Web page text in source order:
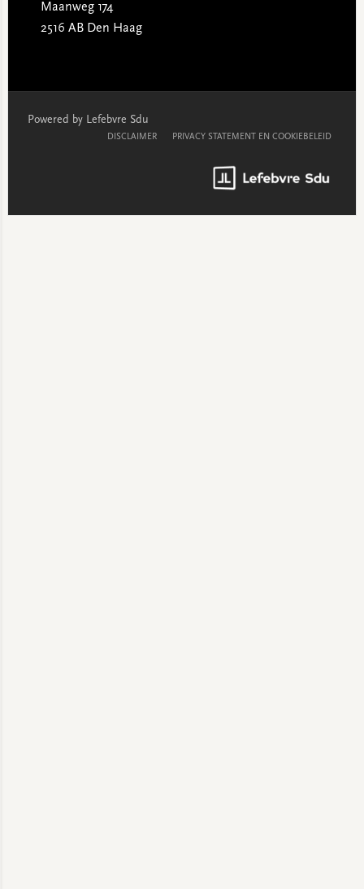
Maanweg 174
2516 AB Den Haag
Powered by Lefebvre Sdu
DISCLAIMER PRIVACY STATEMENT EN COOKIEBELEID